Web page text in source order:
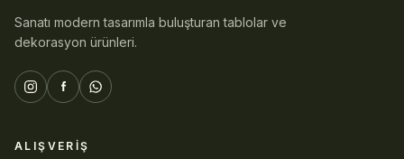
Sanatı modern tasarımla buluşturan tablolar ve
dekorasyon ürünleri.
ALIŞVERIŞ